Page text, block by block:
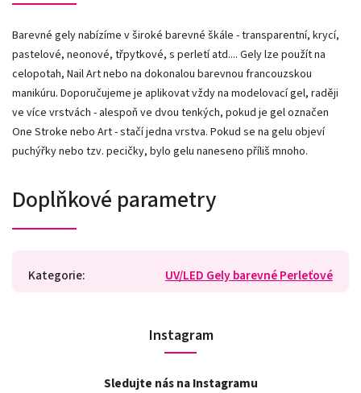
Barevné gely nabízíme v široké barevné škále - transparentní, krycí,
pastelové, neonové, třpytkové, s perletí atd.... Gely lze použít na
celopotah, Nail Art nebo na dokonalou barevnou francouzskou
manikúru. Doporučujeme je aplikovat vždy na modelovací gel, raději
ve více vrstvách - alespoň ve dvou tenkých, pokud je gel označen
One Stroke nebo Art - stačí jedna vrstva. Pokud se na gelu objeví
puchýřky nebo tzv. pecičky, bylo gelu naneseno příliš mnoho.
Doplňkové parametry
Kategorie: UV/LED Gely barevné Perleťové
Instagram
Sledujte nás na Instagramu